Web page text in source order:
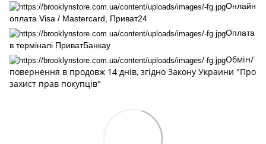
Онлайн
оплата Visa / Mastercard, Приват24
Оплата
в терміналі ПриватБанкау
Обмін/
повернення в продовж 14 днів, згідно Закону Украини "Про
захист прав покупців"